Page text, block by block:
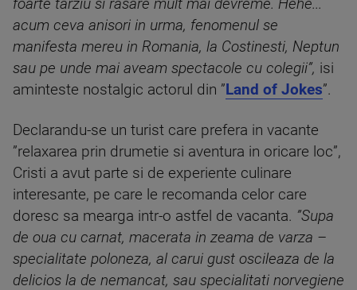
foarte tarziu si rasare mult mai devreme. Hehe...
acum ceva anisori in urma, fenomenul se
manifesta mereu in Romania, la Costinesti, Neptun
sau pe unde mai aveam spectacole cu colegii”, isi
aminteste nostalgic actorul din ” Land of Jokes”.
Declarandu-se un turist care prefera in vacante
”relaxarea prin drumetie si aventura in oricare loc”,
Cristi a avut parte si de experiente culinare
interesante, pe care le recomanda celor care
doresc sa mearga intr-o astfel de vacanta. ”Supa
de oua cu carnat, macerata in zeama de varza –
specialitate poloneza, al carui gust oscileaza de la
delicios la de nemancat, sau specialitati norvegiene